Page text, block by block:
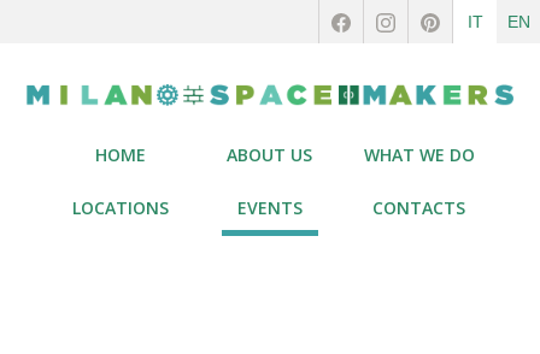
IT EN
HOME ABOUT US WHAT WE DO
LOCATIONS EVENTS CONTACTS